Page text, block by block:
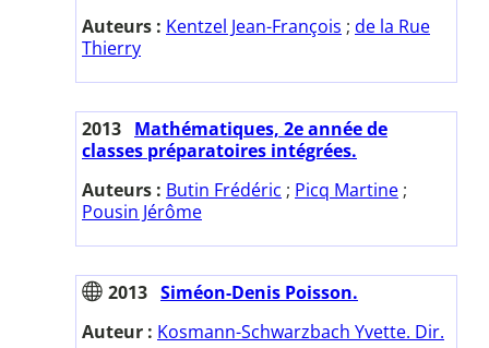
Auteurs : Kentzel Jean-François ; de la Rue
Thierry
2013 Mathématiques, 2e année de
classes préparatoires intégrées.
Auteurs : Butin Frédéric ; Picq Martine ;
Pousin Jérôme
2013 Siméon-Denis Poisson.
Auteur : Kosmann-Schwarzbach Yvette. Dir.